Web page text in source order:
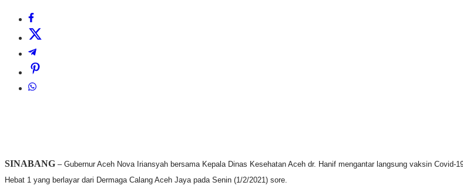
SINABANG – Gubernur Aceh Nova Iriansyah bersama Kepala Dinas Kesehatan Aceh dr. Hanif mengantar langsung vaksin
Hebat 1 yang berlayar dari Dermaga Calang Aceh Jaya pada Senin (1/2/2021) sore.